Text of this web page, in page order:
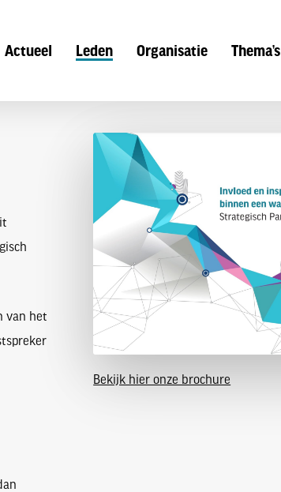
Actueel Leden Organisatie Thema’s
van het
Bekijk hier onze brochure